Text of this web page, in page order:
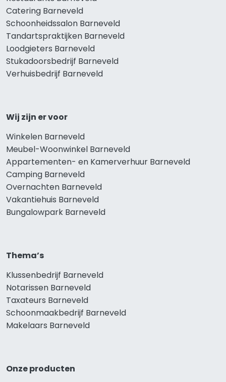
Catering Barneveld
Schoonheidssalon Barneveld
Tandartspraktijken Barneveld
Loodgieters Barneveld
Stukadoorsbedrijf Barneveld
Verhuisbedrijf Barneveld
Wij zijn er voor
Winkelen Barneveld
Meubel-Woonwinkel Barneveld
Appartementen- en Kamerverhuur Barneveld
Camping Barneveld
Overnachten Barneveld
Vakantiehuis Barneveld
Bungalowpark Barneveld
Thema’s
Klussenbedrijf Barneveld
Notarissen Barneveld
Taxateurs Barneveld
Schoonmaakbedrijf Barneveld
Makelaars Barneveld
Onze producten